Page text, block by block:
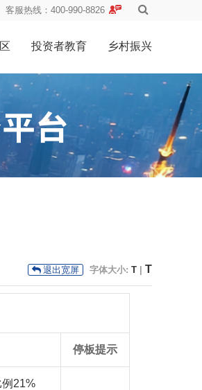
客服热线：400-990-8826
投资者教育 乡村振兴
退出宽屏 字体大小: T T
停板提示
21%